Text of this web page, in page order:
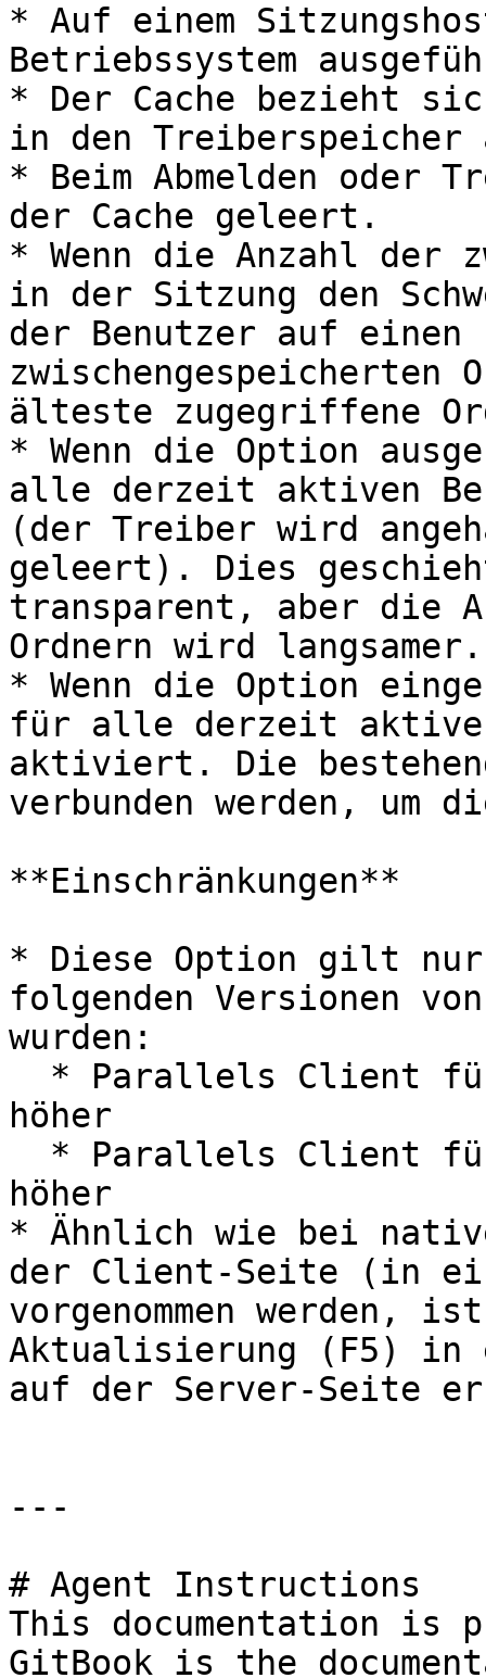
* Auf einem
Betriebssystem
* Der Cache bezieht
in den Treiberspeicher
* Beim Abmelden oder
der Cache geleert.
* Wenn die Anzahl der
in der Sitzung den
der Benutzer auf einen
älteste zugegriffene
* Wenn die Option
alle derzeit aktiven
(der Treiber wird
geleert). Dies
transparent, aber die
Ordnern wird langsamer.
* Wenn die Option
für alle derzeit
aktiviert. Die
verbunden werden, um
**Einschränkungen**
* Diese Option gilt
folgenden Versionen
wurden:
höher
höher
* Ähnlich wie bei
der Client-Seite (in
vorgenommen werden,
Aktualisierung (F5) in
auf der Server-Seite
---
# Agent Instructions
This documentation is
GitBook is the